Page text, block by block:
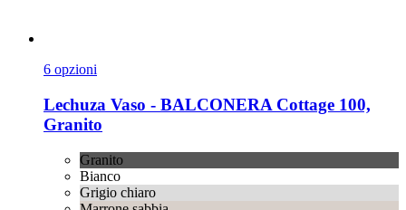
6 opzioni
Lechuza Vaso -​ BALCONERA Cottage 100,
Granito
Granito
Bianco
Grigio chiaro